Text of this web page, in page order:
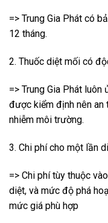
=> Trung Gia Phát có
12 tháng.
2. Thuốc diệt mối có
=> Trung Gia Phát
được kiểm định nên an
nhiễm môi trường.
3. Chi phí cho một lần
=> Chi phí tùy thuộc
diệt, và mức độ phá
mức giá phù hợp